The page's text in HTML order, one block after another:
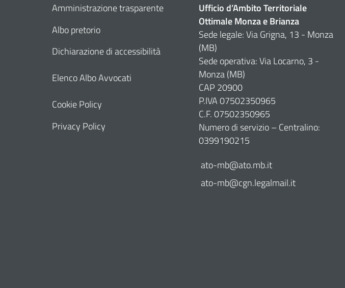
Amministrazione trasparente
Albo pretorio
Dichiarazione di accessibilità
Elenco Albo Avvocati
Cookie Policy
Privacy Policy
Ufficio d’Ambito Territoriale
Ottimale Monza e Brianza
Sede legale: Via Grigna, 13 - Monza
(MB)
Sede operativa: Via Locarno, 3 -
Monza (MB)
CAP 20900
P.IVA 07502350965
C.F. 07502350965
Numero di servizio – Centralino:
0399190215
ato-mb@ato.mb.it
ato-mb@cgn.legalmail.it